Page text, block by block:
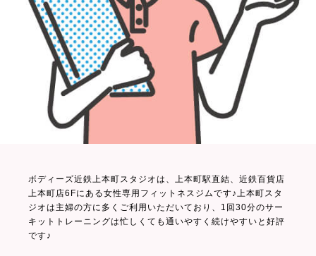
ボディーズ近鉄上本町スタジオは、上本町駅直結、近鉄百貨店
上本町店6Fにある女性専用フィットネスジムです♪上本町スタ
ジオは主婦の方に多くご利用いただいており、1回30分のサー
キットトレーニングは忙しくても通いやすく続けやすいと好評
です♪